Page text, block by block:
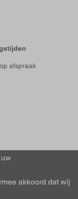
afspraak
akkoord dat wij